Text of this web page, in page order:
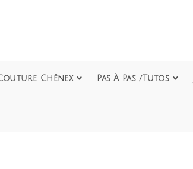
Chênex Pas À Pas /Tutos